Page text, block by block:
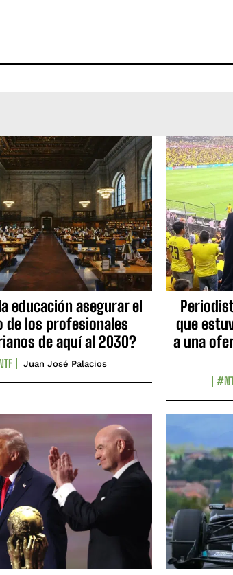
educación asegurar el
los profesionales
de aquí al 2030?
Juan José Palacios
que
a una